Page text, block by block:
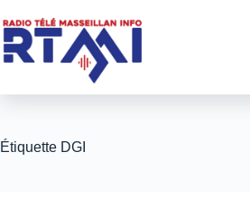
au
contenu
Étiquette DGI